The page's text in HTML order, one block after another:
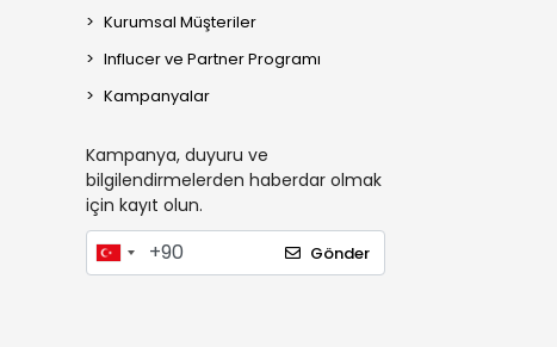
Kurumsal Müşteriler
Influcer ve Partner Programı
Kampanyalar
Kampanya, duyuru ve
bilgilendirmelerden haberdar olmak
için kayıt olun.
Gönder